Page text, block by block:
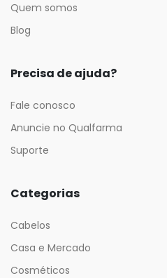
Quem somos
Blog
Precisa de ajuda?
Fale conosco
Anuncie no Qualfarma
Suporte
Categorias
Cabelos
Casa e Mercado
Cosméticos